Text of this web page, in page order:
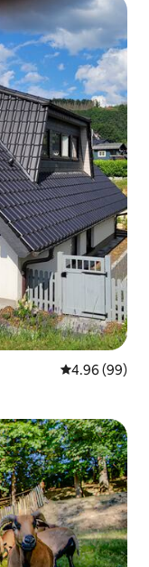
レビュー99件
4.96 (99)